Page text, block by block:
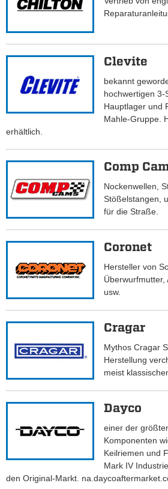
Clevite
bekannt
hochwertigen 3-
Hauptlager und
Mahle-Gruppe.
erhältlich.
Comp
Nockenwellen,
Stößelstangen,
für die Straße.
Coronet
Hersteller von
Überwurfmutter,
usw.
Cragar
Mythos Cragar
Herstellung
meist
Dayco
einer der
Komponenten
Keilriemen und
Mark IV
den Original-Markt.